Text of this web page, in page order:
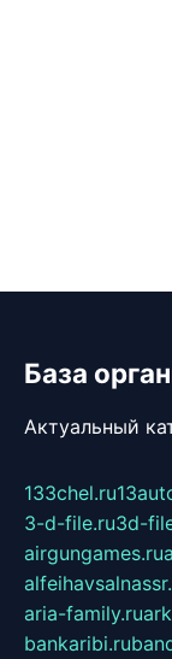
База
Актуальный
133chel.ru
3-d-file.ru3d-
airgungames.ru
aria-family.ru
bankaribi.ru